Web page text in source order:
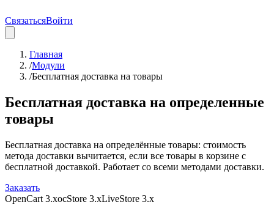
СвязатьсяВойти
Главная
/Модули
/Бесплатная доставка на товары
Бесплатная доставка на определенные
товары
Бесплатная доставка на определённые товары: стоимость
метода доставки вычитается, если все товары в корзине с
бесплатной доставкой. Работает со всеми методами доставки.
Заказать
OpenCart 3.xocStore 3.xLiveStore 3.x